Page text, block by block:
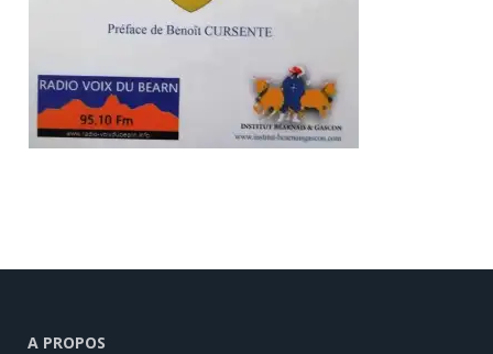
A PROPOS